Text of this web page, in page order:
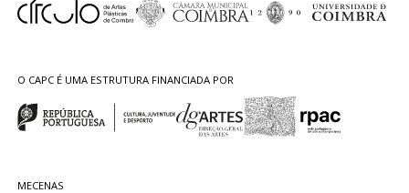
O CAPC É UMA ESTRUTURA FINANCIADA POR
MECENAS